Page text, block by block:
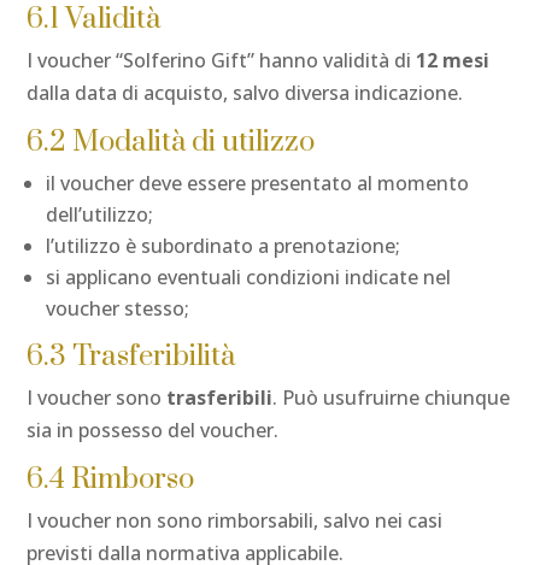
6.1 Validità
I voucher “Solferino Gift” hanno validità di 12 mesi
dalla data di acquisto, salvo diversa indicazione.
6.2 Modalità di utilizzo
il voucher deve essere presentato al momento
dell’utilizzo;
l’utilizzo è subordinato a prenotazione;
si applicano eventuali condizioni indicate nel
voucher stesso;
6.3 Trasferibilità
I voucher sono trasferibili. Può usufruirne chiunque
sia in possesso del voucher.
6.4 Rimborso
I voucher non sono rimborsabili, salvo nei casi
previsti dalla normativa applicabile.